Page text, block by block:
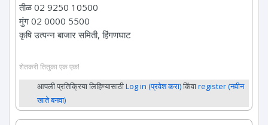
तीळ 02 9250 10500
मुंग 02 0000 5500
कृषि उत्पन्न बाजार समिती, हिंगणघाट
शेतकरी तितुका एक एक!
आपली प्रतिक्रिया लिहिण्यासाठीLog in (प्रवेश करा)किंवाregister (नवीन
खाते बनवा)